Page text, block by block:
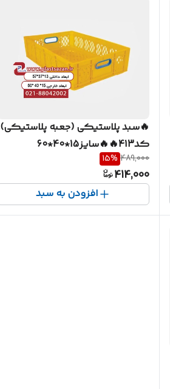
🔥سبد پلاستیکی (جعبه پلاستیکی)
کد413🔥🔥سایز15*40*60
489,000
15%
414,000
افزودن به سبد